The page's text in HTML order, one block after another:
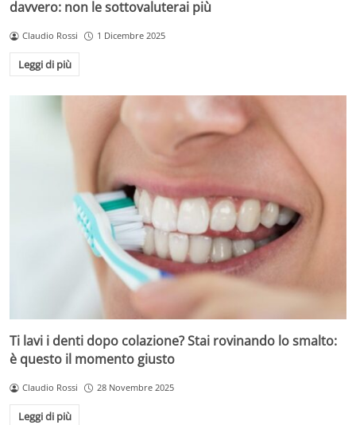
davvero: non le sottovaluterai più
Claudio Rossi 1 Dicembre 2025
Leggi di più
Ti lavi i denti dopo colazione? Stai rovinando lo smalto:
è questo il momento giusto
Claudio Rossi 28 Novembre 2025
Leggi di più